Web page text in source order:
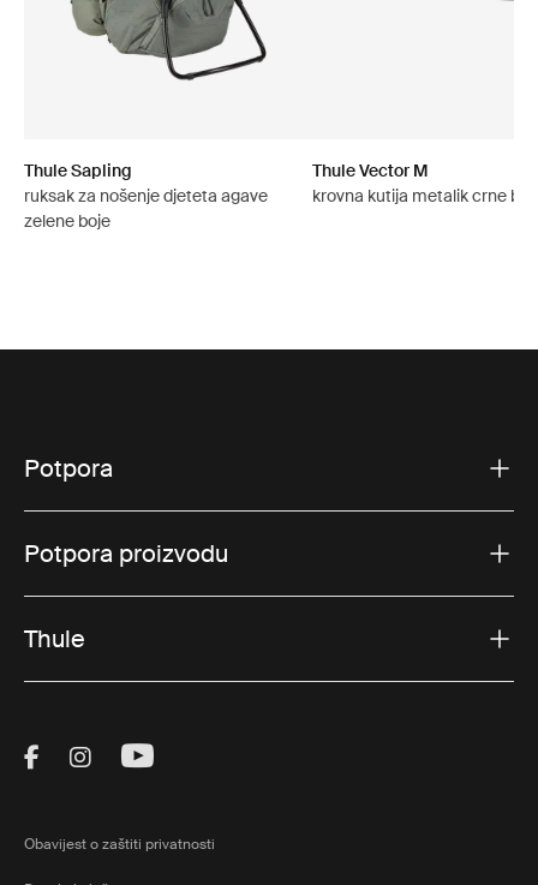
Thule Sapling
ruksak za nošenje djeteta agave
zelene boje
Thule Vector M
krovna kutija metalik crne
Potpora
Potpora proizvodu
Thule
Visit Thule on Facebook (external link)
Visit Thule on Instagram (external link)
Visit Thule on Youtube (external
Obavijest o zaštiti privatnosti